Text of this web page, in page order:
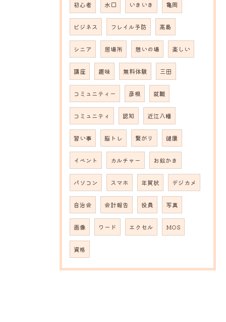
初心者 水口 いきいき 亀岡
ビジネス フレイル予防 高島
シニア 居場所 憩いの場 楽しい
講座 趣味 無料体験 三田
コミュニティー 彦根 就職
コミュニティ 認知 近江八幡
習い事 脳トレ 繋がり 健康
イベント カルチャー お絵かき
パソコン スマホ 年賀状 デジカメ
自治会 会計報告 役員 写真
画像 ワード エクセル MOS
資格